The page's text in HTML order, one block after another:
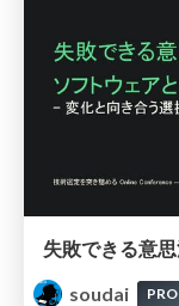
soudai
PRO